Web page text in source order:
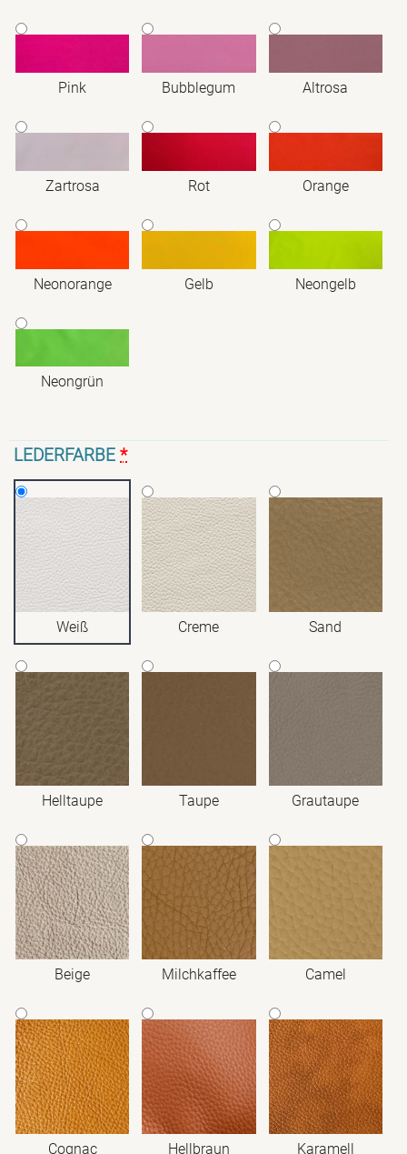
Pink Bubblegum Altrosa
Zartrosa Rot Orange
Neonorange Gelb Neongelb
Neongrün
LEDERFARBE *
Weiß Creme Sand
Helltaupe Taupe Grautaupe
Beige Milchkaffee Camel
Cognac Hellbraun Karamell